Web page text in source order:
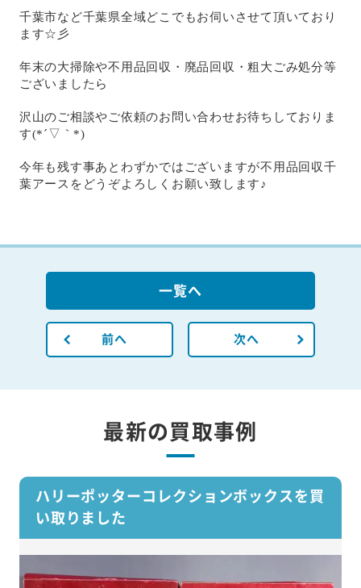
千葉市など千葉県全域どこでもお伺いさせて頂いており
ます☆彡
年末の大掃除や不用品回収・廃品回収・粗大ごみ処分等
ございましたら
沢山のご相談やご依頼のお問い合わせお待ちしておりま
す(*´▽｀*)
今年も残す事あとわずかではございますが不用品回収千
葉アースをどうぞよろしくお願い致します♪
前へ
一覧へ
次へ
最新の買取事例
ハリーポッターコレクションボックスを買
い取りました